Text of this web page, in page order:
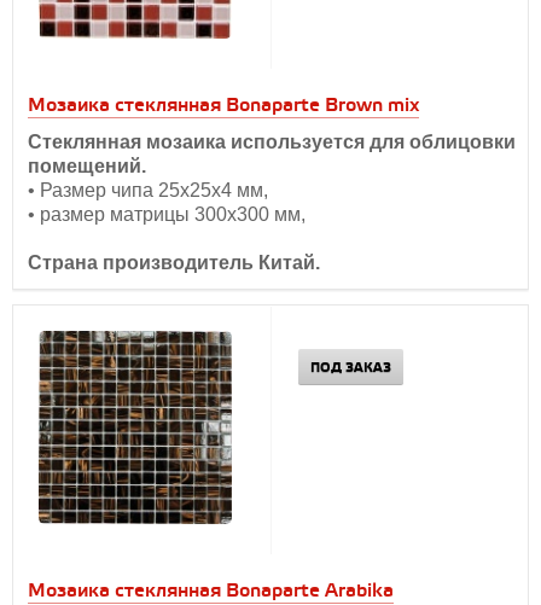
Мозаика стеклянная Bonaparte Brown mix
Стеклянная мозаика используется для облицовки
помещений.
• Размер чипа 25х25х4 мм,
• размер матрицы 300х300 мм,
Страна производитель Китай.
Мозаика стеклянная Bonaparte Arabika
ПОД ЗАКАЗ